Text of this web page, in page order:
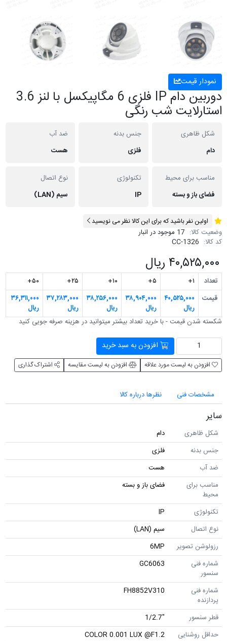
نمودار قیمت
دوربین دام IP فلزی 6 مگاپیکسل با لنز 3.6
استارلایت شب رنگی
شکل ظاهری
دام
جنس بدنه
فلزی
ضد آب
هست
مناسب برای محیط
فضای باز و بسته
تکنولوژی
IP
نوع اتصال
سیم (LAN)
اولین نفر باشید که برای این کالا نظر می نویسید
وضعیت کالا: 17 موجود در انبار
کد کالا: CC-1326
۴۰,۵۲۵,۰۰۰ ریال
شکسته شدن قیمت - با خرید تعداد بیشتر می‎توانید در هزینه صرفه جویی کنید
تعداد ۱+ ۵+ ۱۰+ ۲۵+
۵۰+
قیمت
۴۰,۵۲۵,۰۰۰
ریال
۳۸,۹۰۴,۰۰۰
ریال
۳۸,۲۵۶,۰۰۰
ریال
۳۷,۲۸۳,۰۰۰
ریال
۳۶,۳۱۱,۰۰۰
ریال
افزودن به سبد خرید
افزودن به لیست مورد علاقه افزودن به لیست مقایسه اشتراک گذاری
مشخصات فنی نظرها درباره کالا
سایر
شکل ظاهری
دام
جنس بدنه
فلزی
ضد آب
هست
مناسب برای
محیط
فضای باز و بسته
تکنولوژی
IP
نوع اتصال
سیم (LAN)
رزولوشن تصویر
6MP
شماره فنی
سنسور
GC6063
شماره فنی
پردازنده
FH8852V310
قطر سنسور
"1/2.7
حداقل روشنایی
COLOR 0.001 LUX @F1.2